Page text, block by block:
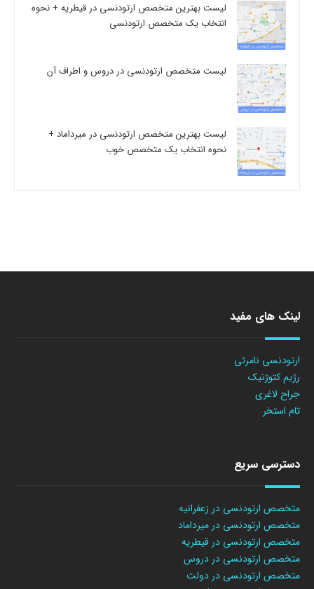
لیست بهترین متخصص ارتودنسی در قیطریه + نحوه
انتخاب یک متخصص ارتودنسی
لیست متخصص ارتودنسی در دروس و اطراف آن
لیست بهترین متخصص ارتودنسی در میرداماد +
نحوه انتخاب یک متخصص خوب
لینک های مفید
ارتودنسی نامرئی
رژیم کتوژنیک
جراح لاغری
تام استخر
دسترسی سریع
متخصص ارتودنسی در زعفرانیه
متخصص ارتودنسی در میرداماد
متخصص ارتودنسی در قیطریه
متخصص ارتودنسی در دروس
متخصص ارتودنسی در دولت